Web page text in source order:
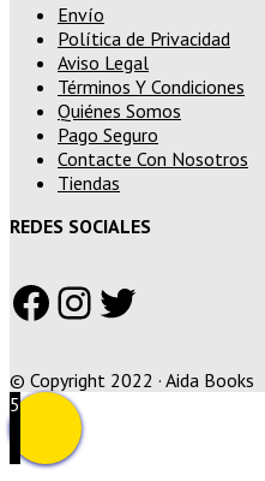
Envío
Política de Privacidad
Aviso Legal
Términos Y Condiciones
Quiénes Somos
Pago Seguro
Contacte Con Nosotros
Tiendas
REDES SOCIALES
Facebook
Instagram
Twitter
© Copyright 2022 · Aida Books
5